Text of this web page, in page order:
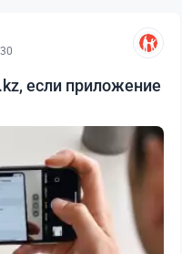
если приложение